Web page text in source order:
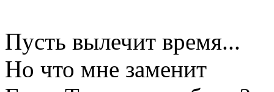
Пусть вылечит время...
Но что мне заменит